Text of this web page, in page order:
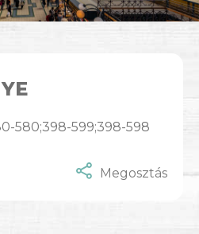
580;398-599;398-598
Megosztás